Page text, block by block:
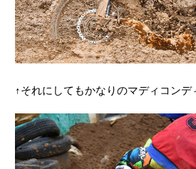
↑それにしてもかなりのマディコンデ